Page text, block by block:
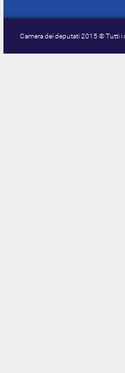
Camera dei deputati 2015 © Tutti i